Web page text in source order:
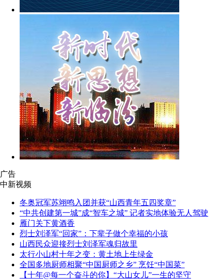
广告
中新视频
冬奥冠军苏翊鸣入团并获“山西青年五四奖章”
“中共创建第一城”成“智车之城” 记者实地体验无人驾驶
雁门关下黄酒香
烈士刘泽军“回家”：下辈子做个幸福的小孩
山西民众迎接烈士刘泽军魂归故里
太行小山村十年之变：黄土地上生绿金
全国多地厨师相聚“中国厨师之乡” 烹饪“中国菜”
【十年@每一个奋斗的你】“大山女儿”一生的坚守